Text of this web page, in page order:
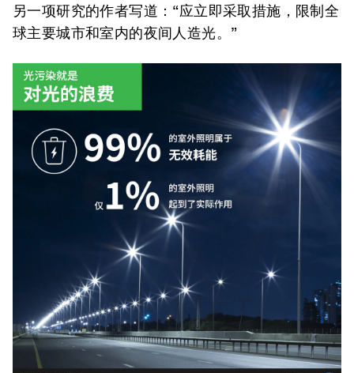
另一项研究的作者写道：“应立即采取措施，限制全
球主要城市和室内的夜间人造光。”